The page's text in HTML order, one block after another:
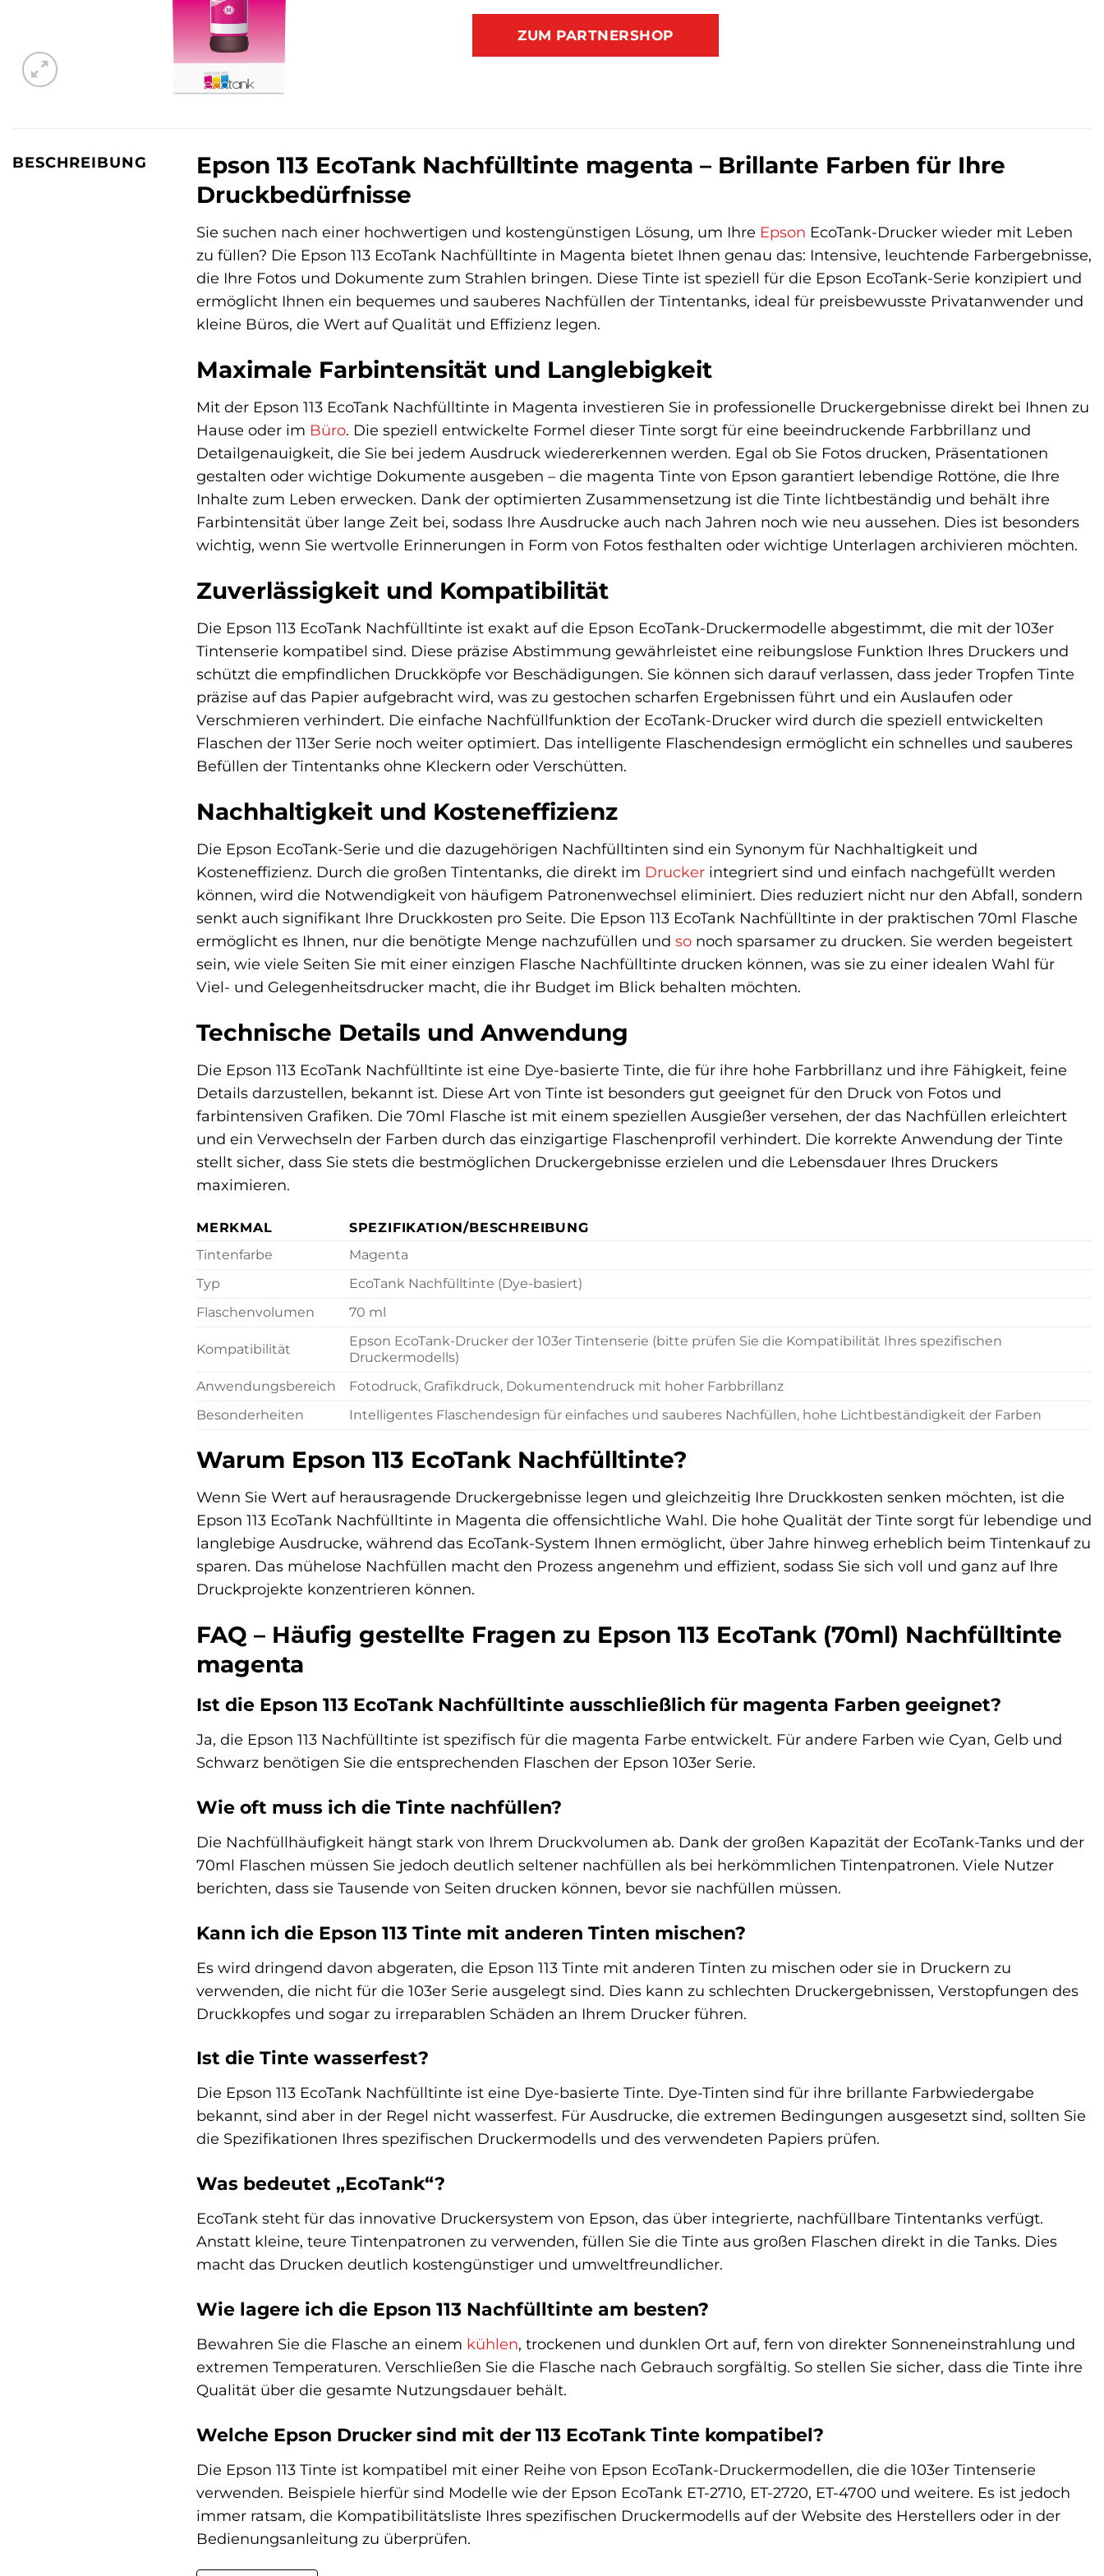
ZUM PARTNERSHOP
BESCHREIBUNG
Epson 113 EcoTank Nachfülltinte magenta – Brillante Farben für Ihre
Druckbedürfnisse
Sie suchen nach einer hochwertigen und kostengünstigen Lösung, um Ihre Epson EcoTank-Drucker wieder mit Leben
zu füllen? Die Epson 113 EcoTank Nachfülltinte in Magenta bietet Ihnen genau das: Intensive, leuchtende Farbergebnisse,
die Ihre Fotos und Dokumente zum Strahlen bringen. Diese Tinte ist speziell für die Epson EcoTank-Serie konzipiert und
ermöglicht Ihnen ein bequemes und sauberes Nachfüllen der Tintentanks, ideal für preisbewusste Privatanwender und
kleine Büros, die Wert auf Qualität und Effizienz legen.
Maximale Farbintensität und Langlebigkeit
Mit der Epson 113 EcoTank Nachfülltinte in Magenta investieren Sie in professionelle Druckergebnisse direkt bei Ihnen zu
Hause oder im Büro. Die speziell entwickelte Formel dieser Tinte sorgt für eine beeindruckende Farbbrillanz und
Detailgenauigkeit, die Sie bei jedem Ausdruck wiedererkennen werden. Egal ob Sie Fotos drucken, Präsentationen
gestalten oder wichtige Dokumente ausgeben – die magenta Tinte von Epson garantiert lebendige Rottöne, die Ihre
Inhalte zum Leben erwecken. Dank der optimierten Zusammensetzung ist die Tinte lichtbeständig und behält ihre
Farbintensität über lange Zeit bei, sodass Ihre Ausdrucke auch nach Jahren noch wie neu aussehen. Dies ist besonders
wichtig, wenn Sie wertvolle Erinnerungen in Form von Fotos festhalten oder wichtige Unterlagen archivieren möchten.
Zuverlässigkeit und Kompatibilität
Die Epson 113 EcoTank Nachfülltinte ist exakt auf die Epson EcoTank-Druckermodelle abgestimmt, die mit der 103er
Tintenserie kompatibel sind. Diese präzise Abstimmung gewährleistet eine reibungslose Funktion Ihres Druckers und
schützt die empfindlichen Druckköpfe vor Beschädigungen. Sie können sich darauf verlassen, dass jeder Tropfen Tinte
präzise auf das Papier aufgebracht wird, was zu gestochen scharfen Ergebnissen führt und ein Auslaufen oder
Verschmieren verhindert. Die einfache Nachfüllfunktion der EcoTank-Drucker wird durch die speziell entwickelten
Flaschen der 113er Serie noch weiter optimiert. Das intelligente Flaschendesign ermöglicht ein schnelles und sauberes
Befüllen der Tintentanks ohne Kleckern oder Verschütten.
Nachhaltigkeit und Kosteneffizienz
Die Epson EcoTank-Serie und die dazugehörigen Nachfülltinten sind ein Synonym für Nachhaltigkeit und
Kosteneffizienz. Durch die großen Tintentanks, die direkt im Drucker integriert sind und einfach nachgefüllt werden
können, wird die Notwendigkeit von häufigem Patronenwechsel eliminiert. Dies reduziert nicht nur den Abfall, sondern
senkt auch signifikant Ihre Druckkosten pro Seite. Die Epson 113 EcoTank Nachfülltinte in der praktischen 70ml Flasche
ermöglicht es Ihnen, nur die benötigte Menge nachzufüllen und so noch sparsamer zu drucken. Sie werden begeistert
sein, wie viele Seiten Sie mit einer einzigen Flasche Nachfülltinte drucken können, was sie zu einer idealen Wahl für
Viel- und Gelegenheitsdrucker macht, die ihr Budget im Blick behalten möchten.
Technische Details und Anwendung
Die Epson 113 EcoTank Nachfülltinte ist eine Dye-basierte Tinte, die für ihre hohe Farbbrillanz und ihre Fähigkeit, feine
Details darzustellen, bekannt ist. Diese Art von Tinte ist besonders gut geeignet für den Druck von Fotos und
farbintensiven Grafiken. Die 70ml Flasche ist mit einem speziellen Ausgießer versehen, der das Nachfüllen erleichtert
und ein Verwechseln der Farben durch das einzigartige Flaschenprofil verhindert. Die korrekte Anwendung der Tinte
stellt sicher, dass Sie stets die bestmöglichen Druckergebnisse erzielen und die Lebensdauer Ihres Druckers
maximieren.
MERKMAL
SPEZIFIKATION/BESCHREIBUNG
Tintenfarbe
Magenta
Typ
EcoTank Nachfülltinte (Dye-basiert)
Flaschenvolumen
70 ml
Kompatibilität
Epson EcoTank-Drucker der 103er Tintenserie (bitte prüfen Sie die Kompatibilität Ihres spezifischen
Druckermodells)
Anwendungsbereich
Fotodruck, Grafikdruck, Dokumentendruck mit hoher Farbbrillanz
Besonderheiten
Intelligentes Flaschendesign für einfaches und sauberes Nachfüllen, hohe Lichtbeständigkeit der Farben
Warum Epson 113 EcoTank Nachfülltinte?
Wenn Sie Wert auf herausragende Druckergebnisse legen und gleichzeitig Ihre Druckkosten senken möchten, ist die
Epson 113 EcoTank Nachfülltinte in Magenta die offensichtliche Wahl. Die hohe Qualität der Tinte sorgt für lebendige und
langlebige Ausdrucke, während das EcoTank-System Ihnen ermöglicht, über Jahre hinweg erheblich beim Tintenkauf zu
sparen. Das mühelose Nachfüllen macht den Prozess angenehm und effizient, sodass Sie sich voll und ganz auf Ihre
Druckprojekte konzentrieren können.
FAQ – Häufig gestellte Fragen zu Epson 113 EcoTank (70ml) Nachfülltinte
magenta
Ist die Epson 113 EcoTank Nachfülltinte ausschließlich für magenta Farben geeignet?
Ja, die Epson 113 Nachfülltinte ist spezifisch für die magenta Farbe entwickelt. Für andere Farben wie Cyan, Gelb und
Schwarz benötigen Sie die entsprechenden Flaschen der Epson 103er Serie.
Wie oft muss ich die Tinte nachfüllen?
Die Nachfüllhäufigkeit hängt stark von Ihrem Druckvolumen ab. Dank der großen Kapazität der EcoTank-Tanks und der
70ml Flaschen müssen Sie jedoch deutlich seltener nachfüllen als bei herkömmlichen Tintenpatronen. Viele Nutzer
berichten, dass sie Tausende von Seiten drucken können, bevor sie nachfüllen müssen.
Kann ich die Epson 113 Tinte mit anderen Tinten mischen?
Es wird dringend davon abgeraten, die Epson 113 Tinte mit anderen Tinten zu mischen oder sie in Druckern zu
verwenden, die nicht für die 103er Serie ausgelegt sind. Dies kann zu schlechten Druckergebnissen, Verstopfungen des
Druckkopfes und sogar zu irreparablen Schäden an Ihrem Drucker führen.
Ist die Tinte wasserfest?
Die Epson 113 EcoTank Nachfülltinte ist eine Dye-basierte Tinte. Dye-Tinten sind für ihre brillante Farbwiedergabe
bekannt, sind aber in der Regel nicht wasserfest. Für Ausdrucke, die extremen Bedingungen ausgesetzt sind, sollten Sie
die Spezifikationen Ihres spezifischen Druckermodells und des verwendeten Papiers prüfen.
Was bedeutet „EcoTank“?
EcoTank steht für das innovative Druckersystem von Epson, das über integrierte, nachfüllbare Tintentanks verfügt.
Anstatt kleine, teure Tintenpatronen zu verwenden, füllen Sie die Tinte aus großen Flaschen direkt in die Tanks. Dies
macht das Drucken deutlich kostengünstiger und umweltfreundlicher.
Wie lagere ich die Epson 113 Nachfülltinte am besten?
Bewahren Sie die Flasche an einem kühlen, trockenen und dunklen Ort auf, fern von direkter Sonneneinstrahlung und
extremen Temperaturen. Verschließen Sie die Flasche nach Gebrauch sorgfältig. So stellen Sie sicher, dass die Tinte ihre
Qualität über die gesamte Nutzungsdauer behält.
Welche Epson Drucker sind mit der 113 EcoTank Tinte kompatibel?
Die Epson 113 Tinte ist kompatibel mit einer Reihe von Epson EcoTank-Druckermodellen, die die 103er Tintenserie
verwenden. Beispiele hierfür sind Modelle wie der Epson EcoTank ET-2710, ET-2720, ET-4700 und weitere. Es ist jedoch
immer ratsam, die Kompatibilitätsliste Ihres spezifischen Druckermodells auf der Website des Herstellers oder in der
Bedienungsanleitung zu überprüfen.